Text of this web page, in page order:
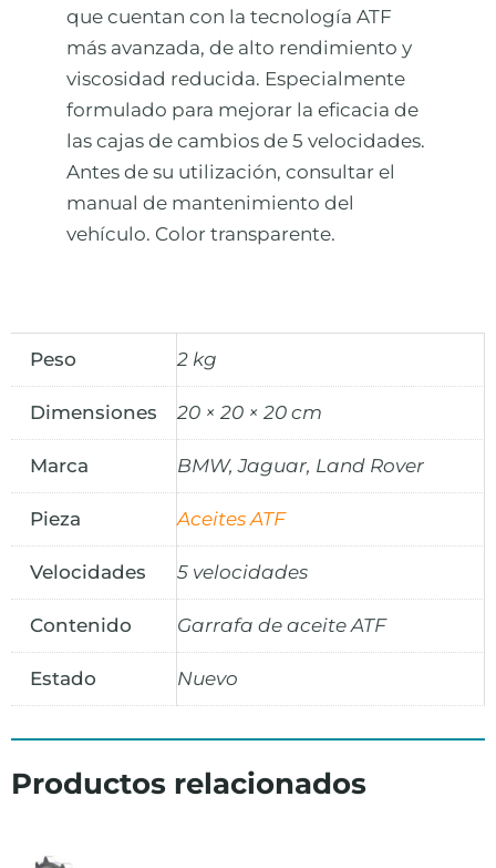
que cuentan con la tecnología ATF
más avanzada, de alto rendimiento y
viscosidad reducida. Especialmente
formulado para mejorar la eficacia de
las cajas de cambios de 5 velocidades.
Antes de su utilización, consultar el
manual de mantenimiento del
vehículo. Color transparente.
Peso 2 kg
Dimensiones 20 × 20 × 20 cm
Marca BMW, Jaguar, Land Rover
Pieza Aceites ATF
Velocidades 5 velocidades
Contenido Garrafa de aceite ATF
Estado Nuevo
Productos relacionados